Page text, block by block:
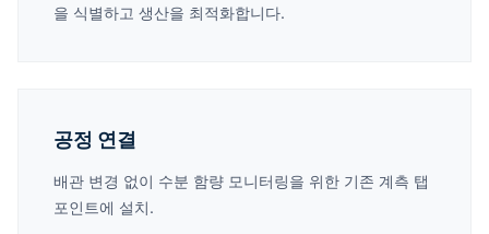
을 식별하고 생산을 최적화합니다.
공정 연결
배관 변경 없이 수분 함량 모니터링을 위한 기존 계측 탭
포인트에 설치.